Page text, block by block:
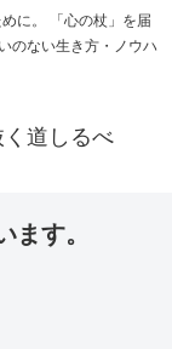
に。 「心の杖」を届
のない生き方・ノウハ
道しるべ
す。